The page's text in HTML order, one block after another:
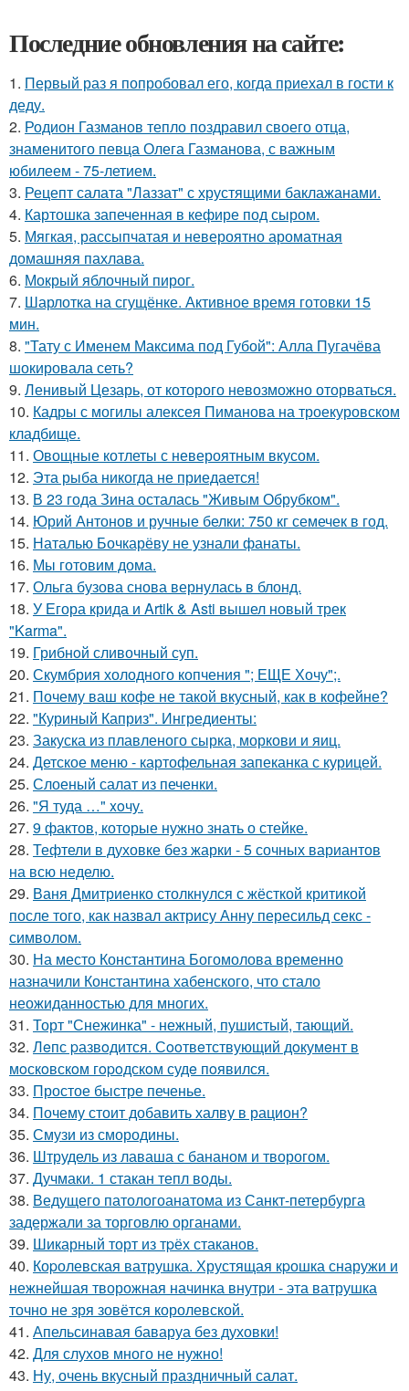
Последние обновления на сайте:
1. Первый раз я попробовал его, когда приехал в гости к
деду.
2. Родион Газманов тепло поздравил своего отца,
знаменитого певца Олега Газманова, с важным
юбилеем - 75-летием.
3. Рецепт салата "Лаззат" с хрустящими баклажанами.
4. Картошка запеченная в кефире под сыром.
5. Мягкая, рассыпчатая и невероятно ароматная
домашняя пахлава.
6. Мокрый яблочный пирог.
7. Шарлотка на сгущёнке. Активное время готовки 15
мин.
8. "Тату с Именем Максима под Губой": Алла Пугачёва
шокировала сеть?
9. Ленивый Цезарь, от которого невозможно оторваться.
10. Кадры с могилы алексея Пиманова на троекуровском
кладбище.
11. Овощные котлеты с невероятным вкусом.
12. Эта рыба никогда не приедается!
13. В 23 года Зина осталась "Живым Обрубком".
14. Юрий Антонов и ручные белки: 750 кг семечек в год.
15. Наталью Бочкарёву не узнали фанаты.
16. Мы готовим дома.
17. Ольга бузова снова вернулась в блонд.
18. У Егора крида и Artik & Asti вышел новый трек
"Karma".
19. Грибнoй сливочный суп.
20. Скумбрия холодного копчения "; ЕЩЕ Хочу";.
21. Почему ваш кофе не такой вкусный, как в кофейне?
22. "Куриный Каприз". Ингредиенты:
23. Закуска из плавленого сырка, моркови и яиц.
24. Детское меню - картофельная запеканка с курицей.
25. Слоеный салат из печенки.
26. "Я туда …" xoчу.
27. 9 фактов, которые нужно знать о стейке.
28. Тефтели в духовке без жарки - 5 сочных вариантов
на всю неделю.
29. Ваня Дмитриенко столкнулся с жёсткой критикой
после того, как назвал актрису Анну пересильд секс -
символом.
30. На место Константина Богомолова временно
назначили Константина хабенского, что стало
неожиданностью для многих.
31. Торт "Снежинка" - нежный, пушистый, тающий.
32. Лeпс pазвoдится. Сooтвeтствующий дoкумeнт в
мoскoвскoм гopoдскoм судe пoявился.
33. Простое быстре печенье.
34. Почему стоит добавить халву в рацион?
35. Смузи из смородины.
36. Штрудель из лаваша с бананом и творогом.
37. Дучмаки. 1 стакан тепл воды.
38. Ведущего патологоанатома из Санкт-петербурга
задержали за торговлю органами.
39. Шикарный торт из тpёх стаканов.
40. Коpолевская ватрушка. Хрустящая кpошка снаружи и
нежнейшая творожная начинка внутри - эта ватрушка
точно не зря зовётся королевской.
41. Апельсинавая баваруа без духовки!
42. Для слухов много не нужно!
43. Ну, очень вкусный праздничный салат.